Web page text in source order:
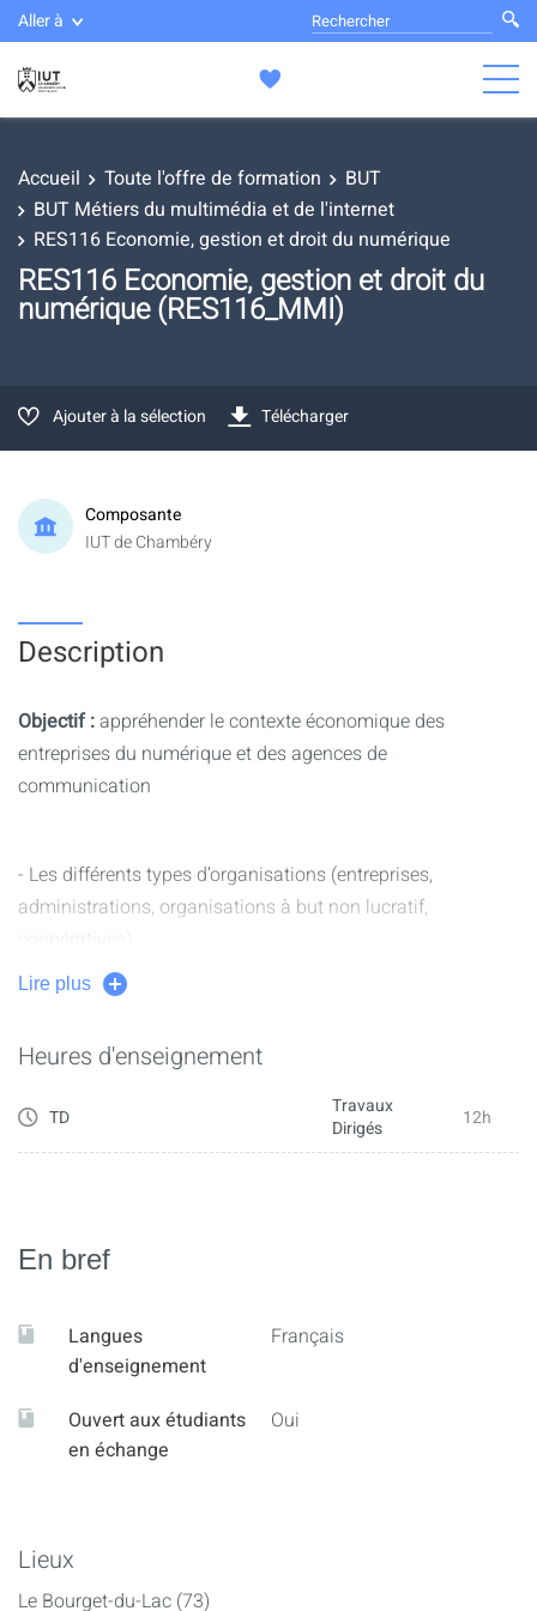
Aller à
Accueil Toute l'offre de formation
BUT
BUT Métiers du multimédia et de l'internet
RES116 Economie, gestion et droit du numérique
RES116 Economie, gestion et droit du
numérique (RES116_MMI)
Ajouter à la sélection Télécharger
Composante
IUT de Chambéry
Description
Objectif :appréhender le contexte économique des
entreprises du numérique et des agences de
communication
- Les différents types d’organisations (entreprises,
administrations, organisations à but non lucratif,
coopératives)
objectifs, ressources…)
- Les différentes fonctions de l’entreprise et leurs missions
de performance, d’activité, de rentabilité, de productivité…
- Les écosystèmes et les nouveaux modèles économiques
Lire plus
Heures d'enseignement
TD
Travaux
Dirigés
12h
En bref
Langues
d'enseignement
Français
Ouvert aux étudiants
en échange
Oui
Lieux
Le Bourget-du-Lac (73)